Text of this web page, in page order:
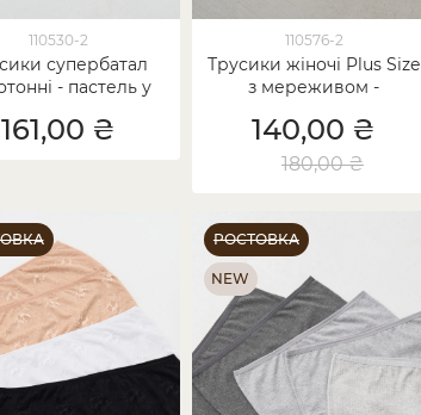
110530-2
супербатал
- пастель у
161,00 ₴
110576-2
Трусики жіночі Plus Size
з мереживом -
140,00 ₴
180,00 ₴
РОСТОВКА
NEW